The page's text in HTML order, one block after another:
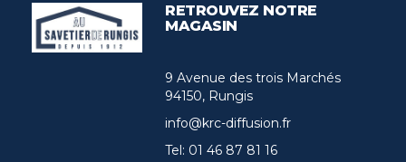
RETROUVEZ NOTRE
MAGASIN
9 Avenue des trois Marchés
94150, Rungis
info@krc-diffusion.fr
Tel: 01 46 87 81 16